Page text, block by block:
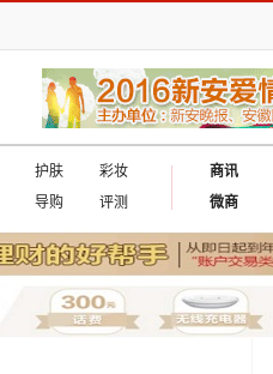
护肤
彩妆
导购 评测
商讯
微商